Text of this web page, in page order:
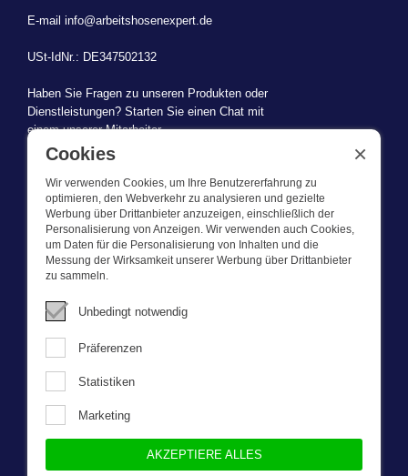
E-mail info@arbeitshosenexpert.de
USt-IdNr.: DE347502132
Haben Sie Fragen zu unseren Produkten oder
Dienstleistungen? Starten Sie einen Chat mit
einem unserer Mitarbeiter.
WAS WIR TUN
Dieser Webshop ist Teil von BEVAZET BV. Bevazet beliefert seit
1983 große und kleinere Unternehmen mit Berufsbekleidung. Wir
haben einen eigenen Laden/Ausstellungsraum in Brandwijk. Wir
bieten unseren Kunden hochwertige und starke
Unternehmenskleidung zu einem wettbewerbsfähigen Preis. UnseR
Service ist schnell, wir führen Lagerbestände und liefern auch
maßgeschneiderte Unternehmenskleidung, die von unserem
Kontakt auf für weitere fragen.
Cookies
Wir verwenden Cookies, um Ihre Benutzererfahrung zu
optimieren, den Webverkehr zu analysieren und gezielte
Werbung über Drittanbieter anzuzeigen, einschließlich der
Personalisierung von Anzeigen. Wir verwenden auch Cookies,
um Daten für die Personalisierung von Inhalten und die
Messung der Wirksamkeit unserer Werbung über Drittanbieter
zu sammeln.
Unbedingt notwendig
Präferenzen
Statistiken
Marketing
AKZEPTIERE ALLES
×